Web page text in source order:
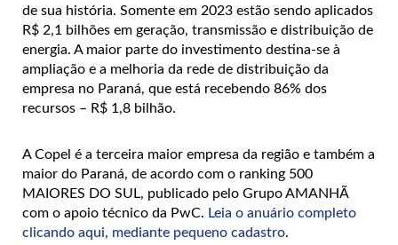
de sua história. Somente em 2023 estão sendo aplicados
R$ 2,1 bilhões em geração, transmissão e distribuição de
energia. A maior parte do investimento destina-se à
ampliação e a melhoria da rede de distribuição da
empresa no Paraná, que está recebendo 86% dos
recursos – R$ 1,8 bilhão.
A Copel é a terceira maior empresa da região e também a
maior do Paraná, de acordo com o ranking 500
MAIORES DO SUL, publicado pelo Grupo AMANHÃ
com o apoio técnico da PwC. Leia o anuário completo
clicando aqui, mediante pequeno cadastro.